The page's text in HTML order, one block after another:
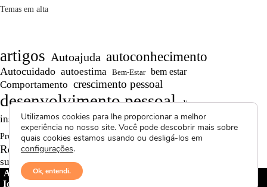
Temas em alta
artigos Autoajuda autoconhecimento
Autocuidado autoestima Bem-Estar bem estar
Comportamento crescimento pessoal
desenvolvimento pessoal dicas
inspiração Motivação Persistência produtividade
Projetos autorais reflexão Reflexões
Reflexões de Vida
superação textos curtos
Avctoris Copyright ©
Ideias
Utilizamos cookies para lhe proporcionar a melhor
experiência no nosso site. Você pode descobrir mais sobre
quais cookies estamos usando ou desligá-los em
configurações.
Ok, entendi.